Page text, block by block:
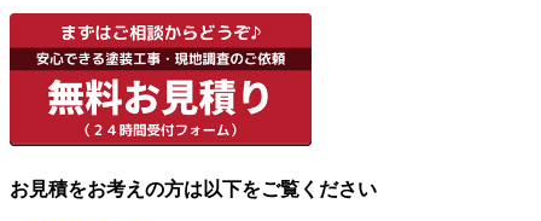
お見積をお考えの方は以下をご覧ください